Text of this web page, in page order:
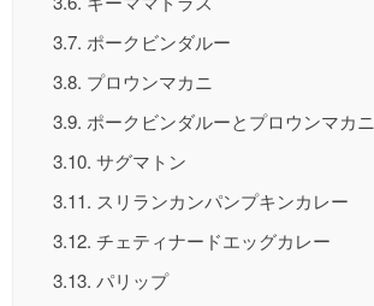
3.7. ポークビンダルー
3.8. プロウンマカニ
3.9. ポークビンダルーとプロウンマカニ
3.10. サグマトン
3.11. スリランカンパンプキンカレー
3.12. チェティナードエッグカレー
3.13. パリップ